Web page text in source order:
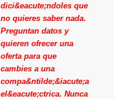
dici&eacute;ndoles que
no quieres saber nada.
Preguntan datos y
quieren ofrecer una
oferta para que
cambies a una
compa&ntilde;&iacute;a
el&eacute;ctrica. Nunca